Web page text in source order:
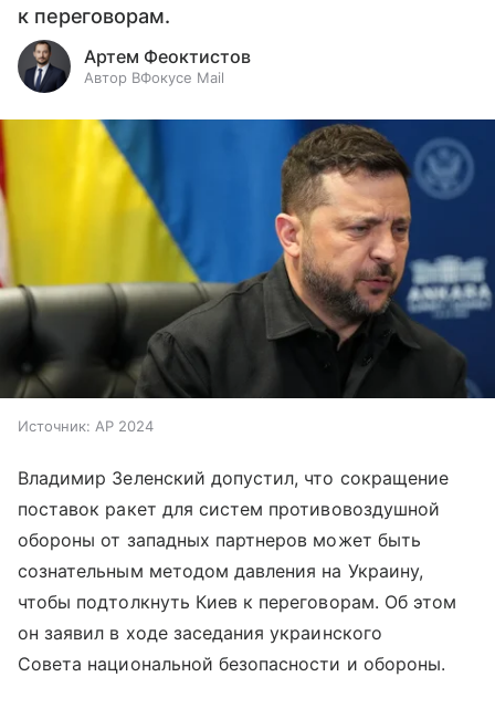
к переговорам.
Артем Феоктистов
Автор ВФокусе Mail
Источник: AP 2024
Владимир Зеленский допустил, что сокращение
поставок ракет для систем противовоздушной
обороны от западных партнеров может быть
сознательным методом давления на Украину,
чтобы подтолкнуть Киев к переговорам. Об этом
он заявил в ходе заседания украинского
Совета национальной безопасности и обороны.